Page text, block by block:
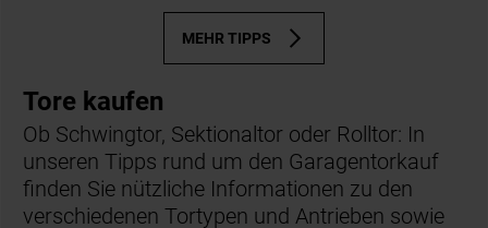
MEHR TIPPS
Tore kaufen
Ob Schwingtor, Sektionaltor oder Rolltor: In
unseren Tipps rund um den Garagentorkauf
finden Sie nützliche Informationen zu den
verschiedenen Tortypen und Antrieben sowie